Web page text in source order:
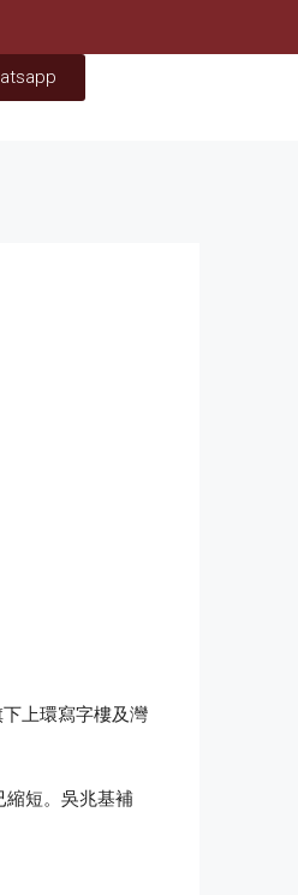
上環寫字樓及灣
縮短。吳兆基補